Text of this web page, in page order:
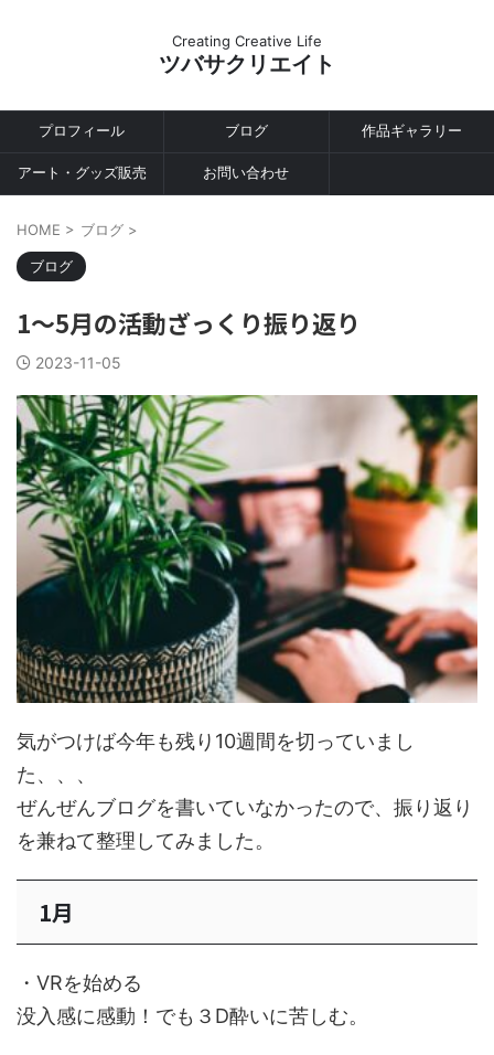
Creating Creative Life
ツバサクリエイト
プロフィール ブログ 作品ギャラリー
アート・グッズ販売 お問い合わせ
HOME > ブログ >
ブログ
1～5月の活動ざっくり振り返り
2023-11-05
気がつけば今年も残り10週間を切っていまし
た、、、
ぜんぜんブログを書いていなかったので、振り返り
を兼ねて整理してみました。
1月
・VRを始める
没入感に感動！でも３D酔いに苦しむ。